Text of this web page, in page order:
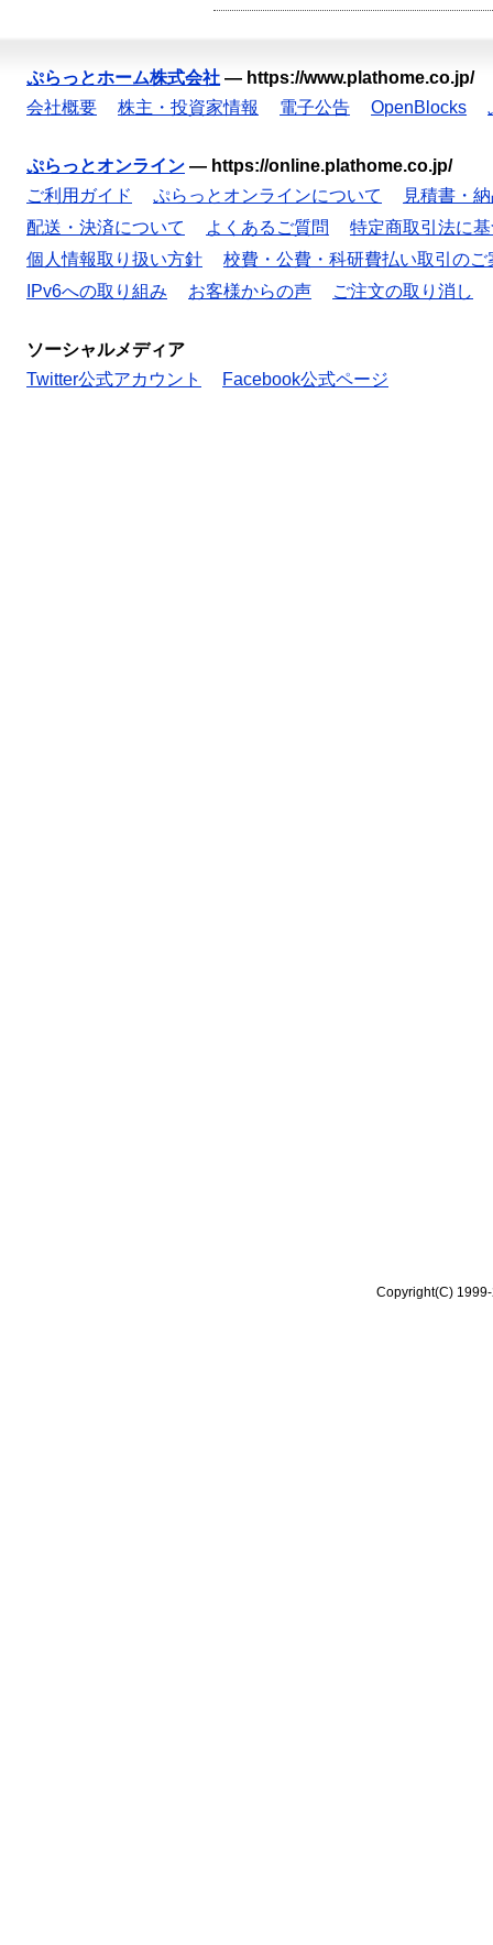
ぷらっとホーム株式会社 — https://www.plathome.co.jp/
会社概要
株主・投資家情報 電子公告 OpenBlocks
ぷらっとオンライン — https://online.plathome.co.jp/
ご利用ガイド
ぷらっとオンラインについて
見積書・
配送・決済について
よくあるご質問
特定商取引法に
個人情報取り扱い方針
校費・公費・科研費払い取引のご
IPv6への取り組み
お客様からの声 ご注文の取り消し
ソーシャルメディア
Twitter公式アカウント
Facebook公式ページ
Copyright(C)